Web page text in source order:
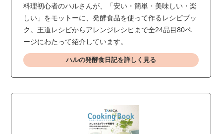
料理初心者のハルさんが、「安い・簡単・美味しい・楽
しい」をモットーに、発酵食品を使って作るレシピブッ
ク。王道レシピからアレンジレシピまで全24品目80ペ
ージにわたって紹介しています。
ハルの発酵食日記を詳しく見る